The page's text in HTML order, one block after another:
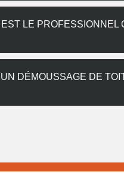
LE PROFESSIONNEL
DÉMOUSSAGE DE